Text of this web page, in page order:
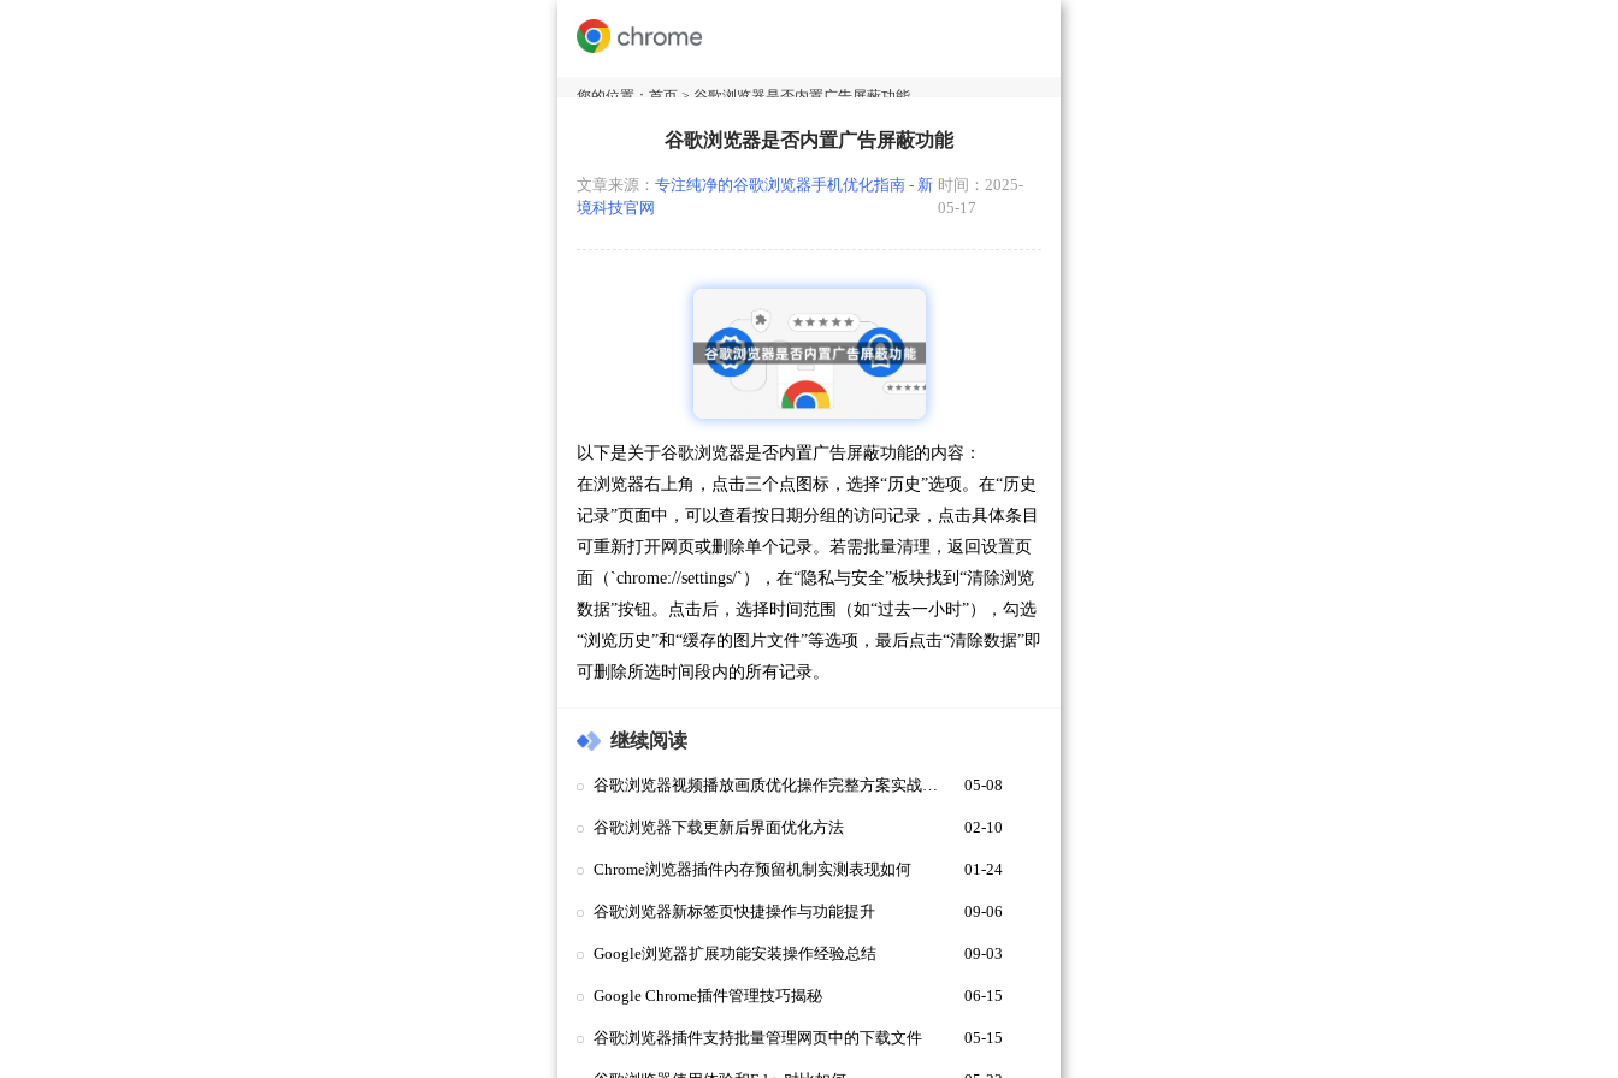
您的位置： 首页 > 谷歌浏览器是否内置广告屏蔽功能
谷歌浏览器是否内置广告屏蔽功能
文章来源： 专注纯净的谷歌浏览器手机优化指南 - 新
境科技官网
时间：2025-
05-17
以下是关于谷歌浏览器是否内置广告屏蔽功能的内容：
在浏览器右上角，点击三个点图标，选择“历史”选项。在“历史
记录”页面中，可以查看按日期分组的访问记录，点击具体条目
可重新打开网页或删除单个记录。若需批量清理，返回设置页
面（`chrome://settings/`），在“隐私与安全”板块找到“清除浏览
数据”按钮。点击后，选择时间范围（如“过去一小时”），勾选
“浏览历史”和“缓存的图片文件”等选项，最后点击“清除数据”即
可删除所选时间段内的所有记录。
继续阅读
谷歌浏览器视频播放画质优化操作完整方案实战分享 05-08
谷歌浏览器下载更新后界面优化方法 02-10
Chrome浏览器插件内存预留机制实测表现如何 01-24
谷歌浏览器新标签页快捷操作与功能提升 09-06
Google浏览器扩展功能安装操作经验总结 09-03
Google Chrome插件管理技巧揭秘 06-15
谷歌浏览器插件支持批量管理网页中的下载文件 05-15